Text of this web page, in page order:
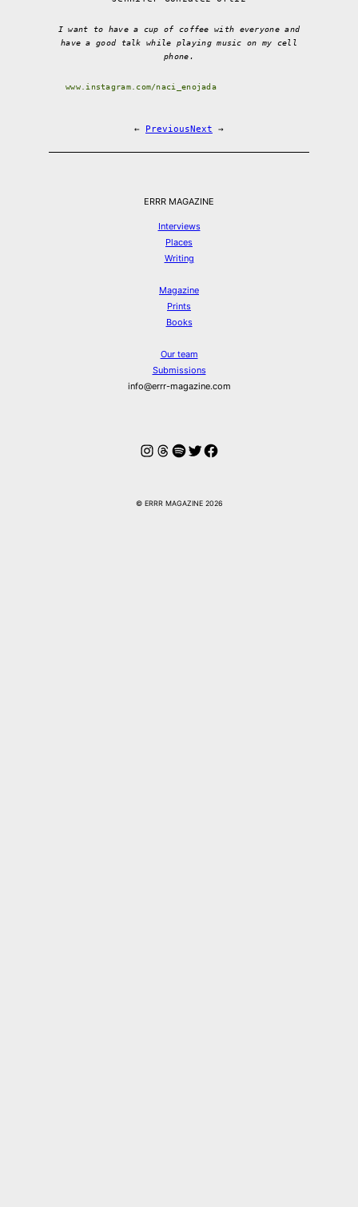
I want to have a cup of coffee with everyone and
have a good talk while playing music on my cell
phone.
www.instagram.com/naci_enojada
← PreviousNext →
ERRR MAGAZINE
Interviews
Places
Writing
Magazine
Prints
Books
Our team
Submissions
info@errr-magazine.com
Instagram
Threads
Spotify
Twitter
Facebook
© ERRR MAGAZINE 2026